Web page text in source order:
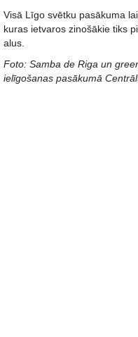
Visā Līgo svētku pasākuma
kuras ietvaros zinošākie tiks
alus.
Foto: Samba de Riga un
ielīgošanas pasākumā